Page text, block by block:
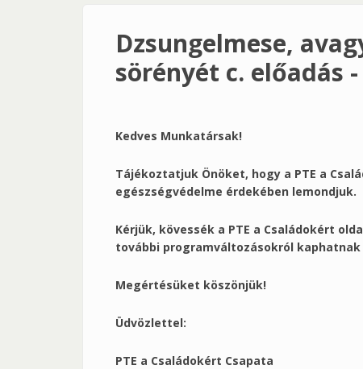
Dzsungelmese,
sörényét c. előadás
Kedves Munkatársak!
Tájékoztatjuk Önöket, hogy a PTE a
egészségvédelme érdekében lemondjuk.
Kérjük, kövessék a PTE a Családokért
további programváltozásokról
Megértésüket köszönjük!
Üdvözlettel:
PTE a Családokért Csapata